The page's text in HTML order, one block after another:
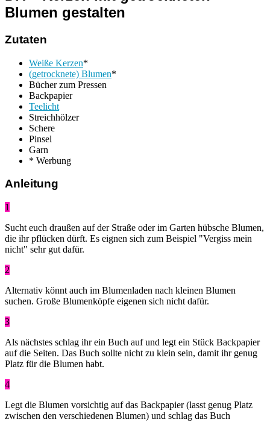
Blumen gestalten
Zutaten
Weiße Kerzen*
(getrocknete) Blumen*
Bücher zum Pressen
Backpapier
Teelicht
Streichhölzer
Schere
Pinsel
Garn
* Werbung
Anleitung
1
Sucht euch draußen auf der Straße oder im Garten hübsche Blumen,
die ihr pflücken dürft. Es eignen sich zum Beispiel "Vergiss mein
nicht" sehr gut dafür.
2
Alternativ könnt auch im Blumenladen nach kleinen Blumen
suchen. Große Blumenköpfe eigenen sich nicht dafür.
3
Als nächstes schlag ihr ein Buch auf und legt ein Stück Backpapier
auf die Seiten. Das Buch sollte nicht zu klein sein, damit ihr genug
Platz für die Blumen habt.
4
Legt die Blumen vorsichtig auf das Backpapier (lasst genug Platz
zwischen den verschiedenen Blumen) und schlag das Buch